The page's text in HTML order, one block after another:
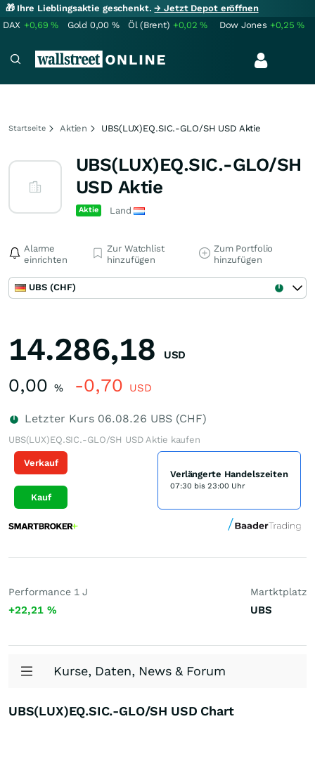
🎁 Ihre Lieblingsaktie geschenkt.→ Jetzt Depot eröffnen
DAX +0,69% Gold 0,00 % Öl (Brent) +0,02% Dow Jones +0,25%
Startseite Aktien UBS(LUX)EQ.SIC.-GLO/SH USD Aktie
UBS(LUX)EQ.SIC.-GLO/SH
USD Aktie
Aktie Land
Alarme
einrichten
Zur Watchlist
hinzufügen
Zum Portfolio
hinzufügen
UBS (CHF)
14.286,18 USD
0,00 % -0,70 USD
Letzter Kurs 06.08.26 UBS (CHF)
UBS(LUX)EQ.SIC.-GLO/SH USD Aktie kaufen
Verkauf
Kauf
Verlängerte Handelszeiten
07:30 bis 23:00 Uhr
Performance 1 J
+22,21 %
Martktplatz
UBS
Kurse, Daten, News & Forum
UBS(LUX)EQ.SIC.-GLO/SH USD Chart